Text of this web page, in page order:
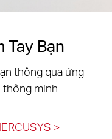
Tay Bạn
thông qua ứng
thông minh
>